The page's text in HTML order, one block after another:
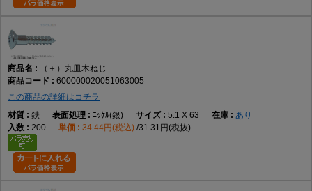
（＋）丸皿木ねじ
600000020051063005
この商品の詳細はコチラ
鉄
ﾆｯｹﾙ(銀) 5.1 X 63
あり
200
34.44円(税込) 31.31円(税抜)